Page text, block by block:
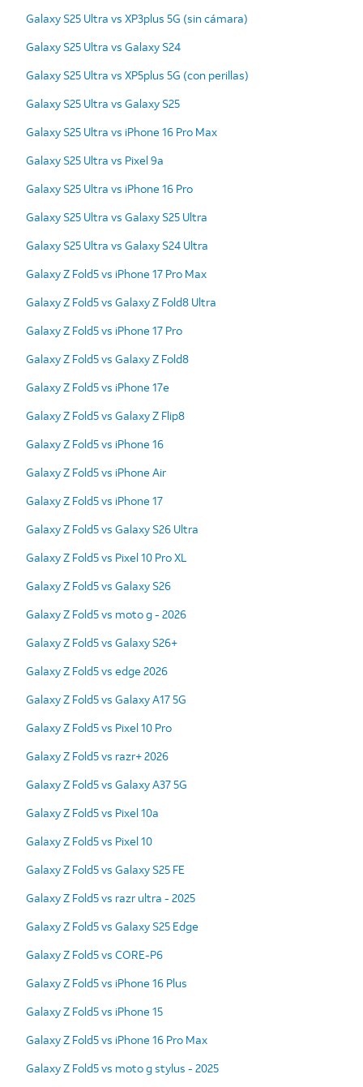
Galaxy S25 Ultra vs XP3plus 5G (sin cámara)
Galaxy S25 Ultra vs Galaxy S24
Galaxy S25 Ultra vs XP5plus 5G (con perillas)
Galaxy S25 Ultra vs Galaxy S25
Galaxy S25 Ultra vs iPhone 16 Pro Max
Galaxy S25 Ultra vs Pixel 9a
Galaxy S25 Ultra vs iPhone 16 Pro
Galaxy S25 Ultra vs Galaxy S25 Ultra
Galaxy S25 Ultra vs Galaxy S24 Ultra
Galaxy Z Fold5 vs iPhone 17 Pro Max
Galaxy Z Fold5 vs Galaxy Z Fold8 Ultra
Galaxy Z Fold5 vs iPhone 17 Pro
Galaxy Z Fold5 vs Galaxy Z Fold8
Galaxy Z Fold5 vs iPhone 17e
Galaxy Z Fold5 vs Galaxy Z Flip8
Galaxy Z Fold5 vs iPhone 16
Galaxy Z Fold5 vs iPhone Air
Galaxy Z Fold5 vs iPhone 17
Galaxy Z Fold5 vs Galaxy S26 Ultra
Galaxy Z Fold5 vs Pixel 10 Pro XL
Galaxy Z Fold5 vs Galaxy S26
Galaxy Z Fold5 vs moto g - 2026
Galaxy Z Fold5 vs Galaxy S26+
Galaxy Z Fold5 vs edge 2026
Galaxy Z Fold5 vs Galaxy A17 5G
Galaxy Z Fold5 vs Pixel 10 Pro
Galaxy Z Fold5 vs razr+ 2026
Galaxy Z Fold5 vs Galaxy A37 5G
Galaxy Z Fold5 vs Pixel 10a
Galaxy Z Fold5 vs Pixel 10
Galaxy Z Fold5 vs Galaxy S25 FE
Galaxy Z Fold5 vs razr ultra - 2025
Galaxy Z Fold5 vs Galaxy S25 Edge
Galaxy Z Fold5 vs CORE-P6
Galaxy Z Fold5 vs iPhone 16 Plus
Galaxy Z Fold5 vs iPhone 15
Galaxy Z Fold5 vs iPhone 16 Pro Max
Galaxy Z Fold5 vs moto g stylus - 2025